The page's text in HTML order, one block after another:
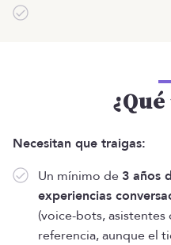
Necesitan que traigas:
Un mínimo de 3 años
experiencias
(voice-bots, asistentes
referencia, aunque el